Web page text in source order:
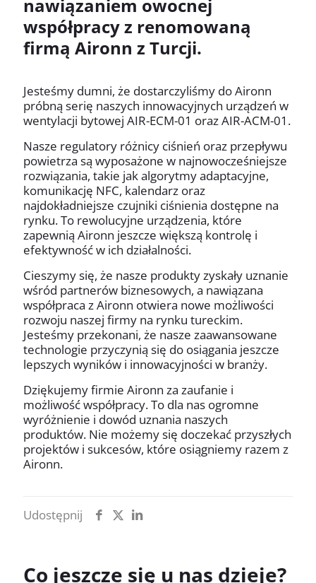
nawiązaniem owocnej
współpracy z renomowaną
firmą Aironn z Turcji.
Jesteśmy dumni, że dostarczyliśmy do Aironn
próbną serię naszych innowacyjnych urządzeń w
wentylacji bytowej AIR-ECM-01 oraz AIR-ACM-01.
Nasze regulatory różnicy ciśnień oraz przepływu
powietrza są wyposażone w najnowocześniejsze
rozwiązania, takie jak algorytmy adaptacyjne,
komunikację NFC, kalendarz oraz
najdokładniejsze czujniki ciśnienia dostępne na
rynku. To rewolucyjne urządzenia, które
zapewnią Aironn jeszcze większą kontrolę i
efektywność w ich działalności.
Cieszymy się, że nasze produkty zyskały uznanie
wśród partnerów biznesowych, a nawiązana
współpraca z Aironn otwiera nowe możliwości
rozwoju naszej firmy na rynku tureckim.
Jesteśmy przekonani, że nasze zaawansowane
technologie przyczynią się do osiągania jeszcze
lepszych wyników i innowacyjności w branży.
Dziękujemy firmie Aironn za zaufanie i
możliwość współpracy. To dla nas ogromne
wyróżnienie i dowód uznania naszych
produktów. Nie możemy się doczekać przyszłych
projektów i sukcesów, które osiągniemy razem z
Aironn.
Udostępnij
Co jeszcze się u nas dzieje?